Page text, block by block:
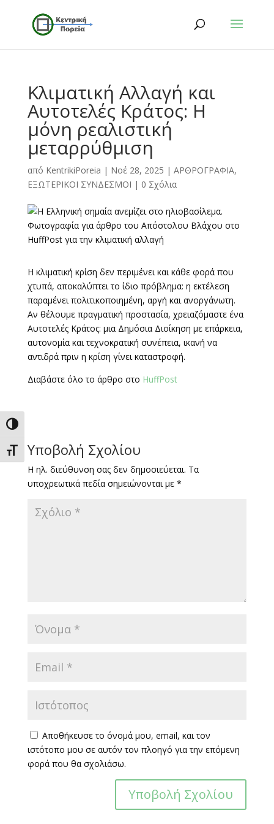
Εναλλαγή Υψηλής Αντίθεσης
Εναλλαγή Μεγέθους Γραμμάτων
Κλιματική Αλλαγή και
Αυτοτελές Κράτος: Η
μόνη ρεαλιστική
μεταρρύθμιση
από KentrikiPoreia | Νοέ 28, 2025 | ΑΡΘΡΟΓΡΑΦΙΑ,
ΕΞΩΤΕΡΙΚΟΙ ΣΥΝΔΕΣΜΟΙ | 0 Σχόλια
Η κλιματική κρίση δεν περιμένει και κάθε φορά που
χτυπά, αποκαλύπτει το ίδιο πρόβλημα: η εκτέλεση
παραμένει πολιτικοποιημένη, αργή και ανοργάνωτη.
Αν θέλουμε πραγματική προστασία, χρειαζόμαστε ένα
Αυτοτελές Κράτος: μια Δημόσια Διοίκηση με επάρκεια,
αυτονομία και τεχνοκρατική συνέπεια, ικανή να
αντιδρά πριν η κρίση γίνει καταστροφή.
Διαβάστε όλο το άρθρο στο HuffPost
Υποβολή Σχολίου
Η ηλ. διεύθυνση σας δεν δημοσιεύεται. Τα
υποχρεωτικά πεδία σημειώνονται με *
Αποθήκευσε το όνομά μου, email, και τον
ιστότοπο μου σε αυτόν τον πλοηγό για την επόμενη
φορά που θα σχολιάσω.